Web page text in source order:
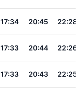
17:34 20:45 22:28
17:33 20:44 22:26
17:33 20:43 22:25